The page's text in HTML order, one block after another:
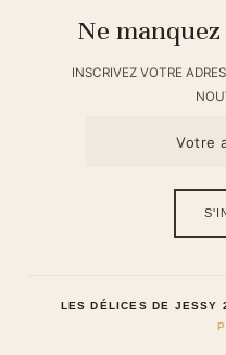
Ne
INSCRIVEZ VOTRE
LES DÉLICES DE JESSY